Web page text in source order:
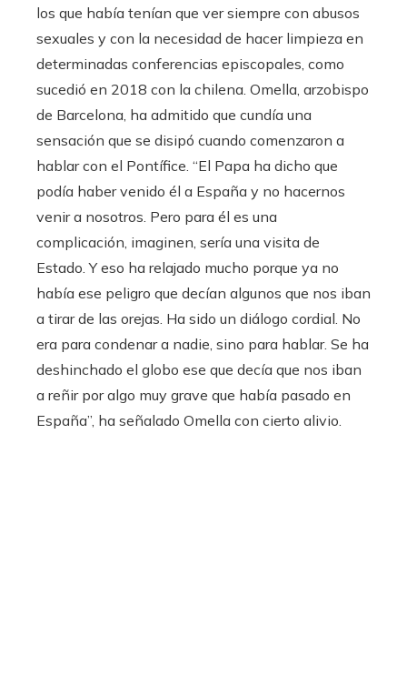
los que había tenían que ver siempre con abusos
sexuales y con la necesidad de hacer limpieza en
determinadas conferencias episcopales, como
sucedió en 2018 con la chilena. Omella, arzobispo
de Barcelona, ha admitido que cundía una
sensación que se disipó cuando comenzaron a
hablar con el Pontífice. “El Papa ha dicho que
podía haber venido él a España y no hacernos
venir a nosotros. Pero para él es una
complicación, imaginen, sería una visita de
Estado. Y eso ha relajado mucho porque ya no
había ese peligro que decían algunos que nos iban
a tirar de las orejas. Ha sido un diálogo cordial. No
era para condenar a nadie, sino para hablar. Se ha
deshinchado el globo ese que decía que nos iban
a reñir por algo muy grave que había pasado en
España”, ha señalado Omella con cierto alivio.